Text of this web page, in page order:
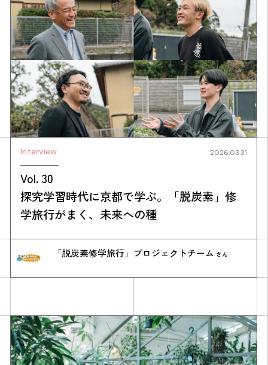
Interview 2026.03.31
Vol. 30
探究学習時代に京都で学ぶ。「脱炭素」修
学旅行がまく、未来への種
「脱炭素修学旅行」プロジェクトチーム さん